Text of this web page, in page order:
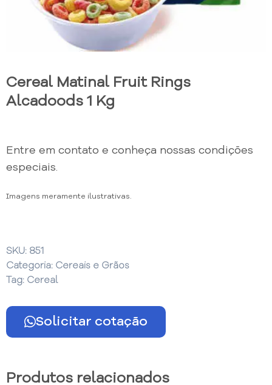
Cereal Matinal Fruit Rings
Alcadoods 1 Kg
Entre em contato e conheça nossas condições
especiais.
Imagens meramente ilustrativas.
SKU: 851
Categoria: Cereais e Grãos
Tag: Cereal
Solicitar cotação
Produtos relacionados